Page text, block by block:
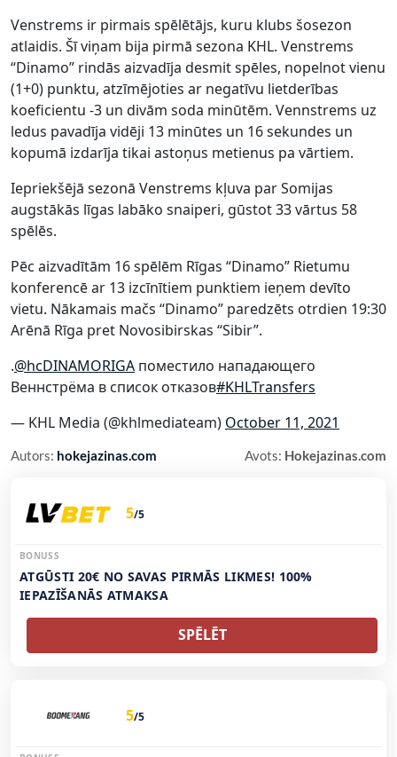
Venstrems ir pirmais spēlētājs, kuru klubs šosezon
atlaidis. Šī viņam bija pirmā sezona KHL. Venstrems
“Dinamo” rindās aizvadīja desmit spēles, nopelnot vienu
(1+0) punktu, atzīmējoties ar negatīvu lietderības
koeficientu -3 un divām soda minūtēm. Vennstrems uz
ledus pavadīja vidēji 13 minūtes un 16 sekundes un
kopumā izdarīja tikai astoņus metienus pa vārtiem.
Iepriekšējā sezonā Venstrems kļuva par Somijas
augstākās līgas labāko snaiperi, gūstot 33 vārtus 58
spēlēs.
Pēc aizvadītām 16 spēlēm Rīgas “Dinamo” Rietumu
konferencē ar 13 izcīnītiem punktiem ieņem devīto
vietu. Nākamais mačs “Dinamo” paredzēts otrdien 19:30
Arēnā Rīga pret Novosibirskas “Sibir”.
.@hcDINAMORIGA поместило нападающего
Веннстрёма в список отказов#KHLTransfers
— KHL Media (@khlmediateam) October 11, 2021
Autors: hokejazinas.com Avots: Hokejazinas.com
5/5
BONUSS
ATGŪSTI 20€ NO SAVAS PIRMĀS LIKMES! 100%
IEPAZĪŠANĀS ATMAKSA
SPĒLĒT
5/5